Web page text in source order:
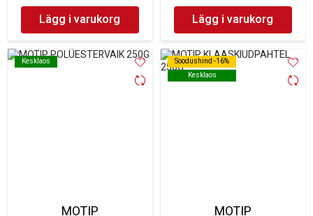
Lägg i varukorg Lägg i varukorg
Kesklaos
Kesklaos
MOTIP
Soodushind -16%
Kesklaos
Soodushind -16%
Kesklaos
MOTIP